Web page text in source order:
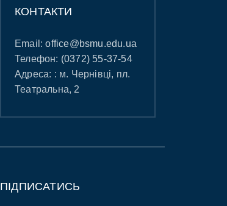
КОНТАКТИ
Email:office@bsmu.edu.ua
Телефон: (0372) 55-37-54
Адреса: : м. Чернівці, пл.
Театральна, 2
ПІДПИСАТИСЬ